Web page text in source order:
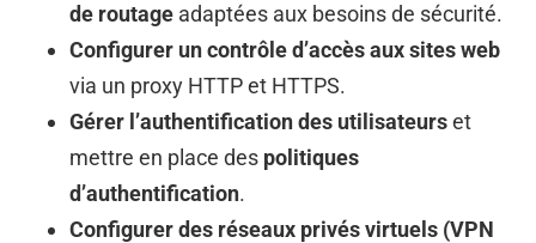
de routage adaptées aux besoins de sécurité.
Configurer un contrôle d’accès aux sites web
via un proxy HTTP et HTTPS.
Gérer l’authentification des utilisateurset
mettre en place des politiques
d’authentification.
Configurer des réseaux privés virtuels (VPN